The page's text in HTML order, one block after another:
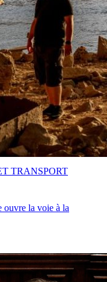
ouvre la voie à la
TRANSPORT